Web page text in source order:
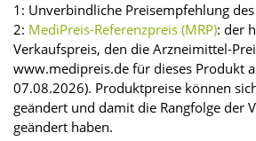
1: Unverbindliche Preisempfehlung des
2: MediPreis-Referenzpreis (MRP): der
Verkaufspreis, den die Arzneimittel-
www.medipreis.de für dieses Produkt
07.08.2026). Produktpreise können
geändert und damit die Rangfolge der
geändert haben.